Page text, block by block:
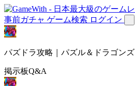
事前ガチャ ゲーム検索 ログイン
パズドラ攻略｜パズル＆ドラゴンズ
掲示板Q&A